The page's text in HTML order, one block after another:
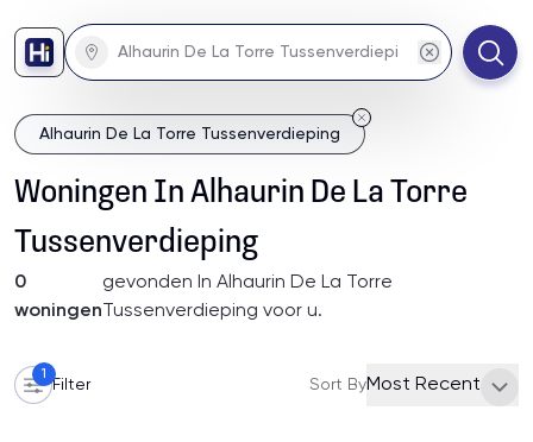
Alhaurin De La Torre Tussenverdieping
Woningen In Alhaurin De La Torre
Tussenverdieping
0
woningen
gevonden In Alhaurin De La Torre
Tussenverdieping voor u.
1
Filter Sort ByMost Recent